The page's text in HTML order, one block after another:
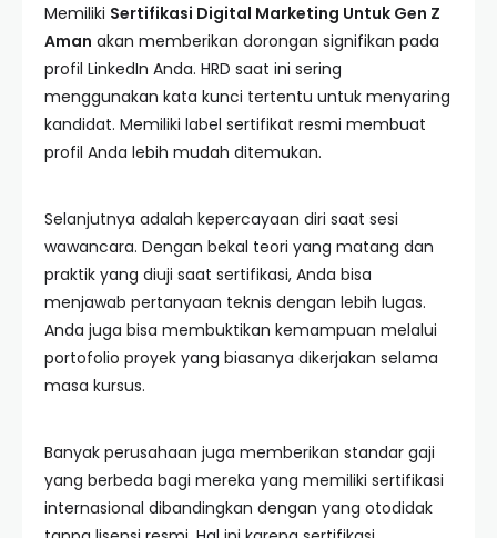
Memiliki Sertifikasi Digital Marketing Untuk Gen Z
Aman akan memberikan dorongan signifikan pada
profil LinkedIn Anda. HRD saat ini sering
menggunakan kata kunci tertentu untuk menyaring
kandidat. Memiliki label sertifikat resmi membuat
profil Anda lebih mudah ditemukan.
Selanjutnya adalah kepercayaan diri saat sesi
wawancara. Dengan bekal teori yang matang dan
praktik yang diuji saat sertifikasi, Anda bisa
menjawab pertanyaan teknis dengan lebih lugas.
Anda juga bisa membuktikan kemampuan melalui
portofolio proyek yang biasanya dikerjakan selama
masa kursus.
Banyak perusahaan juga memberikan standar gaji
yang berbeda bagi mereka yang memiliki sertifikasi
internasional dibandingkan dengan yang otodidak